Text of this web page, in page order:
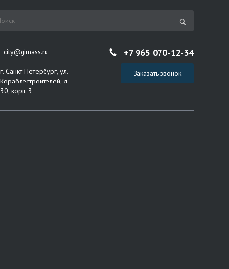
city@gimass.ru
г. Санкт-Петербург, ул.
Кораблестроителей, д.
30, корп. 3
+7 965 070-12-34
Заказать звонок